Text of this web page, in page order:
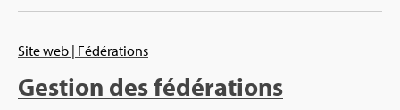
Site web | Fédé­ra­tions
Ges­tion des fédé­ra­tions